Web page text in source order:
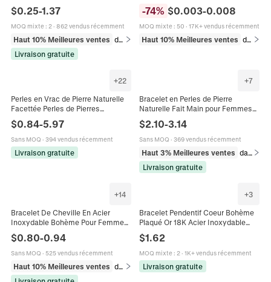
Yoga Guérison Bijoux Élastique
Pour Femmes Hommes
$0.25-1.37
MOQ mixte: 2· 862 vendus récemment
Haut 10% Meilleures ventes
dans Bracelets
Livraison gratuite
D'Espacement Pour Fabrication De
Bijoux DIY Bracelets Colliers
-74% $0.003-0.008
MOQ mixte: 50 · 17K+ vendus récemment
Haut 10% Meilleures ventes dans Perles
+22
Perles en Vrac de Pierre Naturelle
Facettée Perles de Pierres
Précieuses Rondes Colorées
Petites Perles d'Espacement pour
la Fabrication de Bijoux DIY
Bracelet Collier Boucle d'Oreille
Accessoire
$0.84-5.97
Sans MOQ · 394 vendus récemment
Livraison gratuite
+7
Bracelet en Perles de Pierre
Naturelle Fait Main pour Femmes
Pierre Semi-Précieuse Colorée
Bohème Chaîne Réglable Plaquée
Or Bijoux Cadeau
$2.10-3.14
Sans MOQ · 369 vendus récemment
Haut 3% Meilleures ventes
dans Bracelets
Livraison gratuite
+14
Bracelet De Cheville En Acier
Inoxydable Bohème Pour Femmes
Perles En Émail Colorées Ajustable
Bijoux De Plage Été
$0.80-0.94
Sans MOQ · 525 vendus récemment
Haut 10% Meilleures ventes
dans Bracelets
+3
Bracelet Pendentif Coeur Bohème
Plaqué Or 18K Acier Inoxydable
Avec Perles Émail Colorées
Ajustable Mode Pour Femmes
$1.62
MOQ mixte: 2· 1K+ vendus récemment
Livraison gratuite